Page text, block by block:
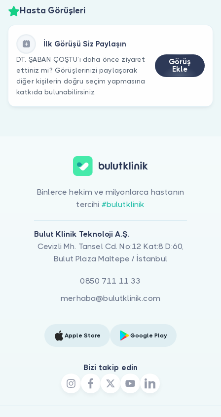
Hasta Görüşleri
İlk Görüşü Siz Paylaşın
DT. ŞABAN ÇOŞTU’ı daha önce ziyaret
ettiniz mi? Görüşlerinizi paylaşarak
diğer kişilerin doğru seçim yapmasına
katkıda bulunabilirsiniz.
Görüş
Ekle
Binlerce hekim ve milyonlarca hastanın
tercihi #bulutklinik
Bulut Klinik Teknoloji A.Ş.
Cevizli Mh. Tansel Cd. No:12 Kat:8 D:60,
Bulut Plaza Maltepe / İstanbul
0850 711 11 33
merhaba@bulutklinik.com
Apple Store Google Play
Bizi takip edin